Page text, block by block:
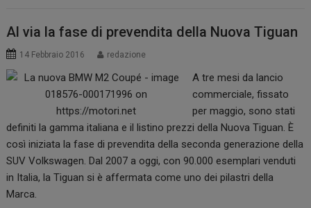
Al via la fase di prevendita della Nuova Tiguan
14 Febbraio 2016 redazione
A tre mesi da lancio
commerciale, fissato
per maggio, sono stati
definiti la gamma italiana e il listino prezzi della Nuova Tiguan. È
così iniziata la fase di prevendita della seconda generazione della
SUV Volkswagen. Dal 2007 a oggi, con 90.000 esemplari venduti
in Italia, la Tiguan si è affermata come uno dei pilastri della
Marca.